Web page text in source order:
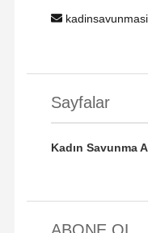
Sayfalar
Kadın Savunma